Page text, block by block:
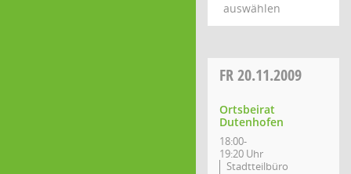
auswählen
FR20.11.2009
Ortsbeirat
Dutenhofen
18:00-
19:20 Uhr
Stadtteilbüro